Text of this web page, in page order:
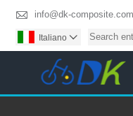
 info@dk-composite.com
Italiano 